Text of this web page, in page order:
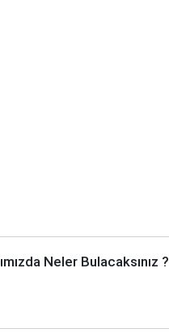
Neler Bulacaksınız ?